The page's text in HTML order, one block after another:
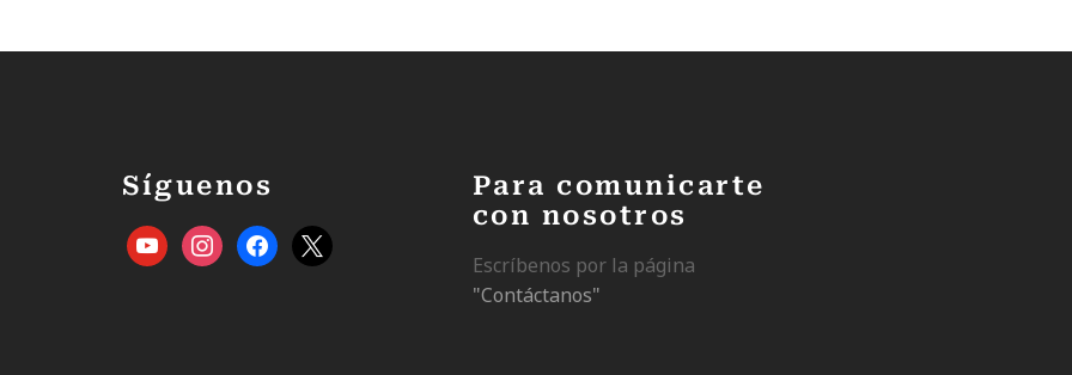
Síguenos
Para comunicarte
con nosotros
Escríbenos por la página
"Contáctanos"